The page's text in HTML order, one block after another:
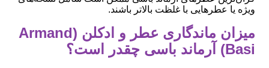
ویژه یا عطرهایی با غلظت بالاتر باشند.
میزان ماندگاری عطر و ادکلن (Armand
Basi) آرماند باسی چقدر است؟